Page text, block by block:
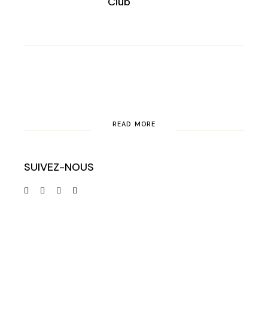
READ MORE
SUIVEZ-NOUS